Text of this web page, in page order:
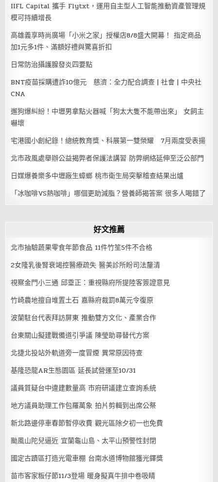
IIFL Capital 攜手 Flytxt，運用自主型人工智能推動資產管理規
模可持續增長
高雄義享時尚廣場「小米之家」授權店8/8盛大開幕！ 指定商品
加1元多1件、滿額好禮與驚喜折扣
日常防治攝護腺發炎四要點
BNT疫苗採購遭詐10億元 慈濟：全力配合調查 | 社會 | 中央社
CNA
遛狗爆糾紛！中壢男拿點火器喊「狗太大隻不能帶出來」 女飼主
嚇壞
宅港國小創紀錄！總統教育獎、科展第一雙榮耀 7月兩度受表揚
北市政風處舉辦公益揭弊者保護法講習 防弊網絡延伸至泛公部門
日媒爆養樂多中壢廠生蟑螂 桃市衛生局突擊稽查結果出爐
「冰咖啡VS熱咖啡」哪個更助減脂？營養師揭答案 很多人喝錯了
好文推薦
北市抽驗蔬果零食年節食品 11件竹笙5件不合格
2女隆乳後腎衰竭控醫療疏失 醫美診所盼司法釐清
視察金門小三通 邱垂正：重視縣府所提陸客簽證意見
竹崎農地擅自堆置土石 嘉縣府裁罰8萬元令復原
波蘭駐台代表拜訪屏東 推動雙方文化、產業合作
台東關山擬建戰備道引爭議 陳瑩助尋替代方案
北捷北投站外軌道旁一度冒煙 異常原因待查
基隆恐龍AR生態園區 延長試營運至10/31
議員質疑台中違建數量高 市府研議建立查詢系統
地方議員助理工作包羅萬象 拍片剪輯到出席公祭
新北路邊停車春節暫停收費 觀光區除夕初一也免費
颱風山陀兒逼近 宜蘭龜山島、太平山預警性封閉
國定古蹟區打造光電車棚 台南水道博物館獲光鐸獎
苗市客家粄仔節11/3登場 暖身擬真牛排中卷吸睛